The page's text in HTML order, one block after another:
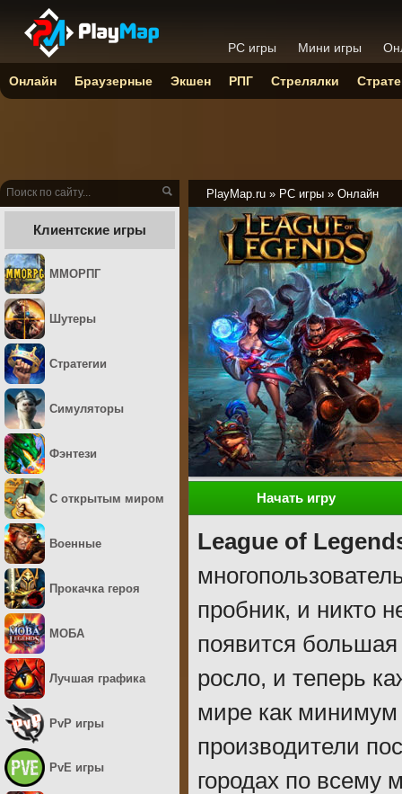
PlayMap.ru » PC игры » Онлайн
Начать игру
League of
пробник, и никто
появится
росло, и теперь
мире как
производители
городах по всему
Клиентские игры
ММОРПГ
Шутеры
Стратегии
Симуляторы
Фэнтези
С открытым миром
Военные
Прокачка героя
МОБА
Лучшая графика
PvP игры
PvE игры
PC игры Мини игры
Онлайн Браузерные Экшен РПГ Стрелялки